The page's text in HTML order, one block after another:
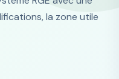
la zone utile